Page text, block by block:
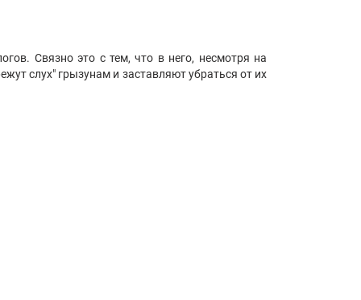
Связно это с тем, что в него, несмотря на
слух" грызунам и заставляют убраться от их